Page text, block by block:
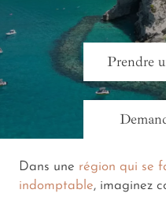
Prendre
Dans une région qui se
indomptable, imaginez